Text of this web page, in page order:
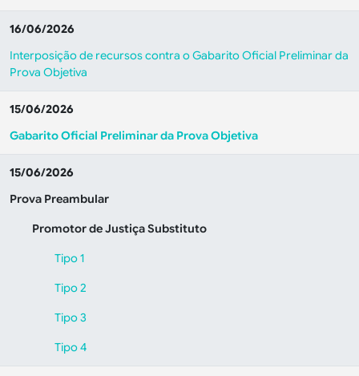
16/06/2026
Interposição de recursos contra o Gabarito Oficial Preliminar da
Prova Objetiva
15/06/2026
Gabarito Oficial Preliminar da Prova Objetiva
15/06/2026
Prova Preambular
Promotor de Justiça Substituto
Tipo 1
Tipo 2
Tipo 3
Tipo 4